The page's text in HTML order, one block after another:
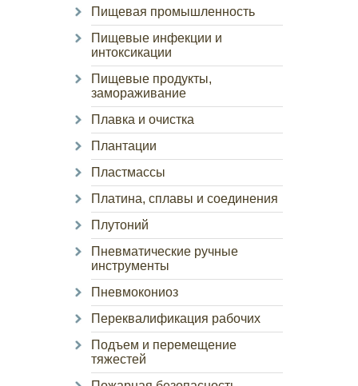
Пищевая промышленность
Пищевые инфекции и
интоксикации
Пищевые продукты,
замораживание
Плавка и очистка
Плантации
Пластмассы
Платина, сплавы и соединения
Плутоний
Пневматические ручные
инструменты
Пневмокониоз
Переквалификация рабочих
Подъем и перемещение
тяжестей